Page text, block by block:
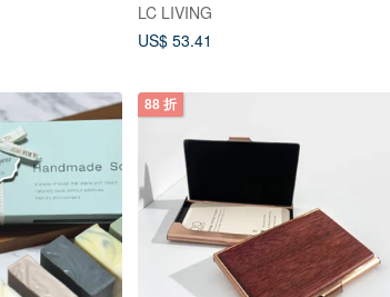
LC LIVING
US$ 53.41
88 折